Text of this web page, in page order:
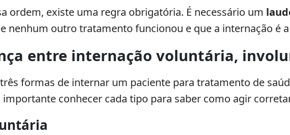
ordem, existe uma regra obrigatória. É necessário um
nenhum outro tratamento funcionou e que a internação é
entre internação voluntária,
formas de internar um paciente para tratamento de
importante conhecer cada tipo para saber como agir